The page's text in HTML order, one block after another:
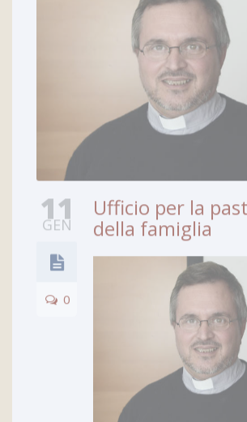
11
GEN
0
Ufficio per la
della famiglia